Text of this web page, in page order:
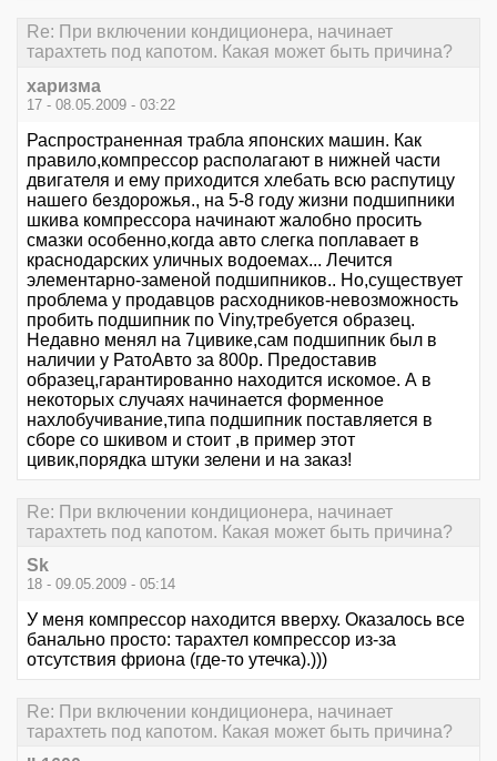
Re: При включении кондиционера, начинает
тарахтеть под капотом. Какая может быть причина?
xаризмa
17 - 08.05.2009 - 03:22
Распространенная трабла японских машин. Как
правило,компрессор располагают в нижней части
двигателя и ему приходится хлебать всю распутицу
нашего бездорожья., на 5-8 году жизни подшипники
шкива компрессора начинают жалобно просить
смазки особенно,когда авто слегка поплавает в
краснодарских уличных водоемах... Лечится
элементарно-заменой подшипников.. Но,существует
проблема у продавцов расходников-невозможность
пробить подшипник по Vinу,требуется образец.
Недавно менял на 7цивике,сам подшипник был в
наличии у РатоАвто за 800р. Предоставив
образец,гарантированно находится искомое. А в
некоторых случаях начинается форменное
нахлобучивание,типа подшипник поставляется в
сборе со шкивом и стоит ,в пример этот
цивик,порядка штуки зелени и на заказ!
Re: При включении кондиционера, начинает
тарахтеть под капотом. Какая может быть причина?
Sk
18 - 09.05.2009 - 05:14
У меня компрессор находится вверху. Оказалось все
банально просто: тарахтел компрессор из-за
отсутствия фриона (где-то утечка).)))
Re: При включении кондиционера, начинает
тарахтеть под капотом. Какая может быть причина?